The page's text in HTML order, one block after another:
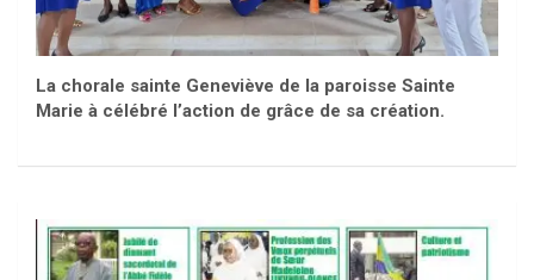
La chorale sainte Geneviève de la paroisse Sainte
Marie à célébré l’action de grâce de sa création.